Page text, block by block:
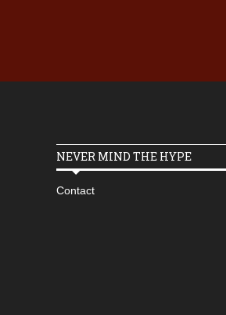
NEVER MIND THE HYPE
Contact